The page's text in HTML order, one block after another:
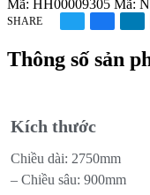
số
lượng
Mã: HH00009305 Mã:
SHARE
Thông số sản
Kích thước
Chiều dài: 2750mm
– Chiều sâu: 900mm